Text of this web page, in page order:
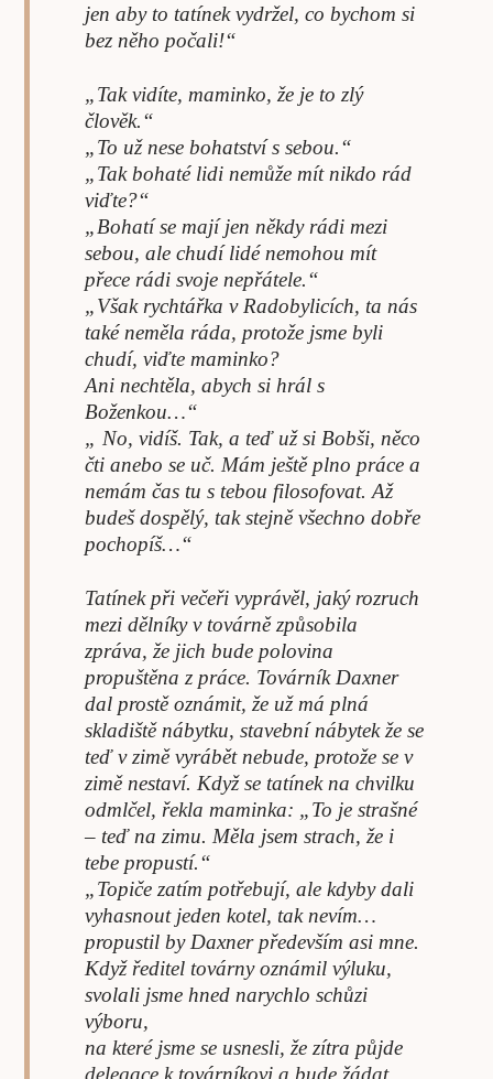
jen aby to tatínek vydržel, co bychom si
bez něho počali!“
„Tak vidíte, maminko, že je to zlý
člověk.“
„To už nese bohatství s sebou.“
„Tak bohaté lidi nemůže mít nikdo rád
viďte?“
„Bohatí se mají jen někdy rádi mezi
sebou, ale chudí lidé nemohou mít
přece rádi svoje nepřátele.“
„Však rychtářka v Radobylicích, ta nás
také neměla ráda, protože jsme byli
chudí, viďte maminko?
Ani nechtěla, abych si hrál s
Boženkou…“
„ No, vidíš. Tak, a teď už si Bobši, něco
čti anebo se uč. Mám ještě plno práce a
nemám čas tu s tebou filosofovat. Až
budeš dospělý, tak stejně všechno dobře
pochopíš…“
Tatínek při večeři vyprávěl, jaký rozruch
mezi dělníky v továrně způsobila
zpráva, že jich bude polovina
propuštěna z práce. Továrník Daxner
dal prostě oznámit, že už má plná
skladiště nábytku, stavební nábytek že se
teď v zimě vyrábět nebude, protože se v
zimě nestaví. Když se tatínek na chvilku
odmlčel, řekla maminka: „To je strašné
– teď na zimu. Měla jsem strach, že i
tebe propustí.“
„Topiče zatím potřebují, ale kdyby dali
vyhasnout jeden kotel, tak nevím…
propustil by Daxner především asi mne.
Když ředitel továrny oznámil výluku,
svolali jsme hned narychlo schůzi
výboru,
na které jsme se usnesli, že zítra půjde
delegace k továrníkovi a bude žádat,